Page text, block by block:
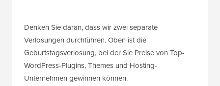
Denken Sie daran, dass wir zwei separate
Verlosungen durchführen. Oben ist die
Geburtstagsverlosung, bei der Sie Preise von Top-
WordPress-Plugins, Themes und Hosting-
Unternehmen gewinnen können.